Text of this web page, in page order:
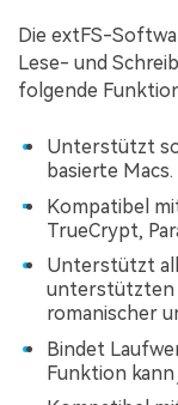
Die extFS-
Lese- und
folgende
Unterstützt
basierte Macs.
Kompatibel
TrueCrypt,
Unterstützt
unterstützten
romanischer
Bindet
Funktion